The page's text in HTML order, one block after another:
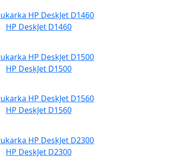
HP DeskJet D1460
HP DeskJet D1500
HP DeskJet D1560
HP DeskJet D2300